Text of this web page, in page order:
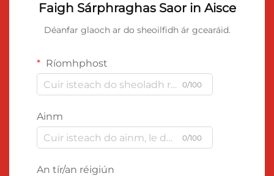
Faigh Sárphraghas Saor in Aisce
Déanfar glaoch ar do sheoilfidh ár gcearáid.
Ríomhphost
0/100
Ainm
0/100
An tír/an réigiún